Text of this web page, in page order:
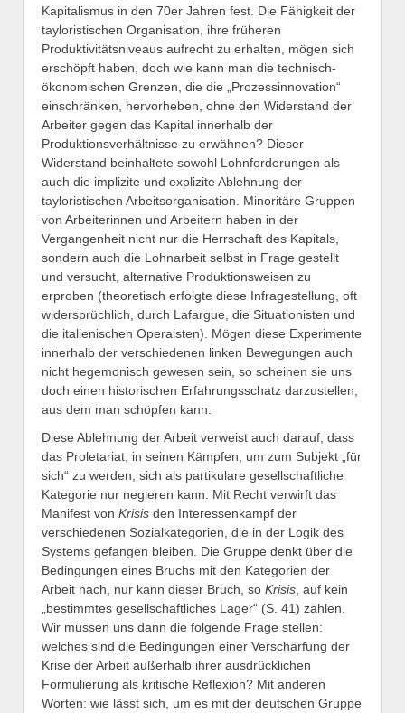
Kapitalismus in den 70er Jahren fest. Die Fähigkeit der
tayloristischen Organisation, ihre früheren
Produktivitätsniveaus aufrecht zu erhalten, mögen sich
erschöpft haben, doch wie kann man die technisch-
ökonomischen Grenzen, die die „Prozessinnovation“
einschränken, hervorheben, ohne den Widerstand der
Arbeiter gegen das Kapital innerhalb der
Produktionsverhältnisse zu erwähnen? Dieser
Widerstand beinhaltete sowohl Lohnforderungen als
auch die implizite und explizite Ablehnung der
tayloristischen Arbeitsorganisation. Minoritäre Gruppen
von Arbeiterinnen und Arbeitern haben in der
Vergangenheit nicht nur die Herrschaft des Kapitals,
sondern auch die Lohnarbeit selbst in Frage gestellt
und versucht, alternative Produktionsweisen zu
erproben (theoretisch erfolgte diese Infragestellung, oft
widersprüchlich, durch Lafargue, die Situationisten und
die italienischen Operaisten). Mögen diese Experimente
innerhalb der verschiedenen linken Bewegungen auch
nicht hegemonisch gewesen sein, so scheinen sie uns
doch einen historischen Erfahrungsschatz darzustellen,
aus dem man schöpfen kann.
Diese Ablehnung der Arbeit verweist auch darauf, dass
das Proletariat, in seinen Kämpfen, um zum Subjekt „für
sich“ zu werden, sich als partikulare gesellschaftliche
Kategorie nur negieren kann. Mit Recht verwirft das
Manifest von Krisis den Interessenkampf der
verschiedenen Sozialkategorien, die in der Logik des
Systems gefangen bleiben. Die Gruppe denkt über die
Bedingungen eines Bruchs mit den Kategorien der
Arbeit nach, nur kann dieser Bruch, so Krisis , auf kein
„bestimmtes gesellschaftliches Lager“ (S. 41) zählen.
Wir müssen uns dann die folgende Frage stellen:
welches sind die Bedingungen einer Verschärfung der
Krise der Arbeit außerhalb ihrer ausdrücklichen
Formulierung als kritische Reflexion? Mit anderen
Worten: wie lässt sich, um es mit der deutschen Gruppe